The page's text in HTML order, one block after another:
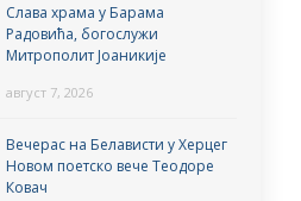
Слава храма у Барама
Радовића, богослужи
Митрополит Јоаникије
август 7, 2026
Вечерас на Белависти у Херцег
Новом поетско вече Теодоре
Ковач